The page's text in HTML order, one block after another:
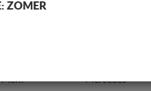
Merk Mercedes
ZOMER